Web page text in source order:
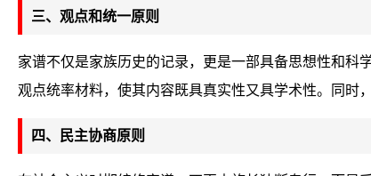
三、观点和统一原则
家谱不仅是家族历史的记录，更是一部具备思想性和科
观点统率材料，使其内容既具真实性又具学术性。同时
四、民主协商原则